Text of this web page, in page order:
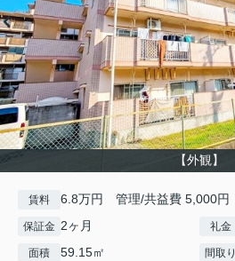
【外観】
賃料 6.8万円 管理/共益費 5,000円
保証金 2ヶ月 礼金
面積 59.15㎡ 間取り